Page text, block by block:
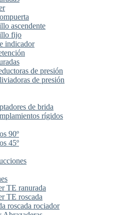
ascendente
fijo
indicador
de presión
de presión
de brida
rígidos
90º
45º
TE ranurada
TE roscada
roscada rociador